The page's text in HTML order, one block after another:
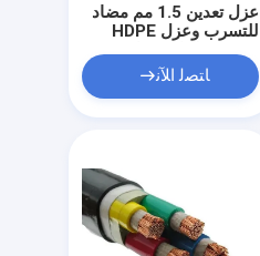
عزل تعدين 1.5 مم مضاد
للتسرب وعزل HDPE
LDPE بطانات قماش
غشاء أرضي سوداء
ﺎﺘﺼﻟ ﺍﻶﻧ